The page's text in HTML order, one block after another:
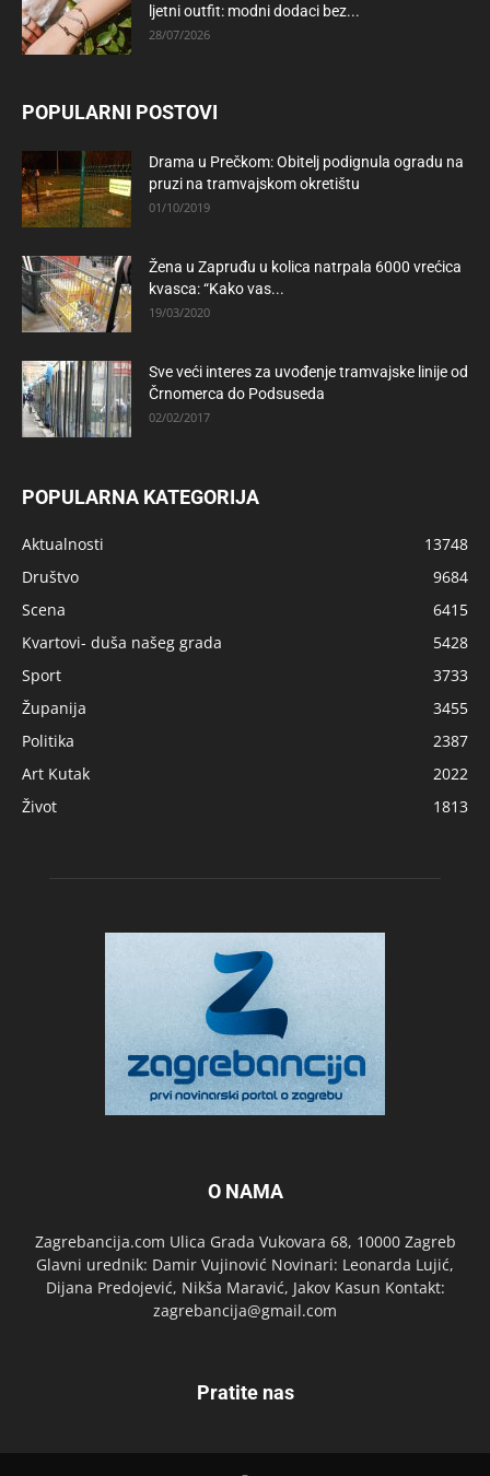
ljetni outfit: modni dodaci bez...
28/07/2026
POPULARNI POSTOVI
Drama u Prečkom: Obitelj podignula ogradu na
pruzi na tramvajskom okretištu
01/10/2019
Žena u Zapruđu u kolica natrpala 6000 vrećica
kvasca: “Kako vas...
19/03/2020
Sve veći interes za uvođenje tramvajske linije od
Črnomerca do Podsuseda
02/02/2017
POPULARNA KATEGORIJA
Aktualnosti
13748
Društvo
9684
Scena
6415
Kvartovi- duša našeg grada
5428
Sport
3733
Županija
3455
Politika
2387
Art Kutak
2022
Život
1813
O NAMA
Zagrebancija.com Ulica Grada Vukovara 68, 10000 Zagreb
Glavni urednik: Damir Vujinović Novinari: Leonarda Lujić,
Dijana Predojević, Nikša Maravić, Jakov Kasun Kontakt:
zagrebancija@gmail.com
Pratite nas